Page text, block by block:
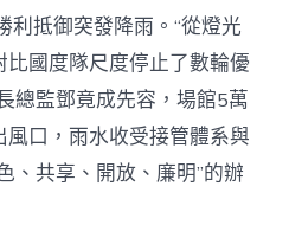
利抵御突發降雨。“從燈光
國度隊尺度停止了數輪優
總監鄧竟成先容，場館5萬
口，雨水收受接管體系與
、共享、開放、廉明”的辦